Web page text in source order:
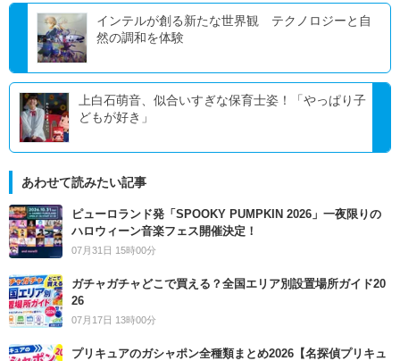
インテルが創る新たな世界観 テクノロジーと自
然の調和を体験
上白石萌音、似合いすぎな保育士姿！「やっぱり子
どもが好き」
あわせて読みたい記事
ピューロランド発「SPOOKY PUMPKIN 2026」一夜限りの
ハロウィーン音楽フェス開催決定！
07月31日 15時00分
ガチャガチャどこで買える？全国エリア別設置場所ガイド20
26
07月17日 13時00分
プリキュアのガシャポン全種類まとめ2026【名探偵プリキュ